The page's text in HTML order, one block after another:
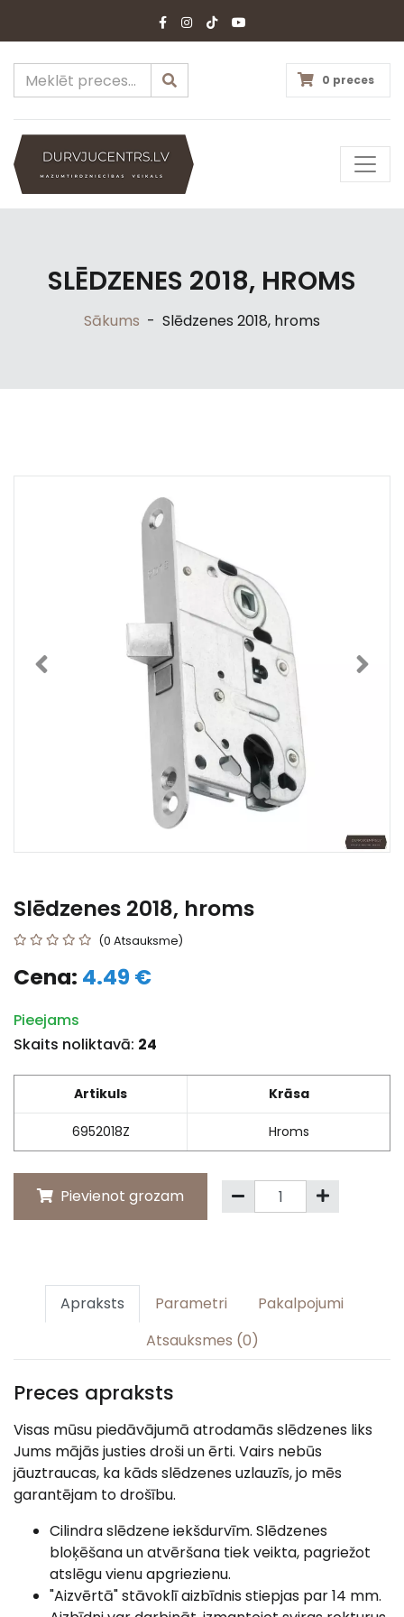
0 preces
SLĒDZENES 2018, HROMS
Sākums - Slēdzenes 2018, hroms
Slēdzenes 2018, hroms
(0 Atsauksme)
Cena: 4.49 €
Pieejams
Skaits noliktavā: 24
Artikuls Krāsa
6952018Z Hroms
Pievienot grozam
Apraksts Parametri
Pakalpojumi
Atsauksmes (0)
Preces apraksts
Visas mūsu piedāvājumā atrodamās slēdzenes liks
Jums mājās justies droši un ērti. Vairs nebūs
jāuztraucas, ka kāds slēdzenes uzlauzīs, jo mēs
garantējam to drošību.
Cilindra slēdzene iekšdurvīm. Slēdzenes
bloķēšana un atvēršana tiek veikta, pagriežot
atslēgu vienu apgriezienu.
"Aizvērtā" stāvoklī aizbīdnis stiepjas par 14 mm.